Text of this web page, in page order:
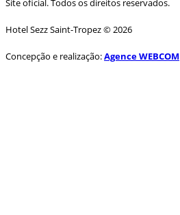
Site oficial. Todos os direitos reservados.
Hotel Sezz Saint-Tropez © 2026
Concepção e realização:Agence WEBCOM